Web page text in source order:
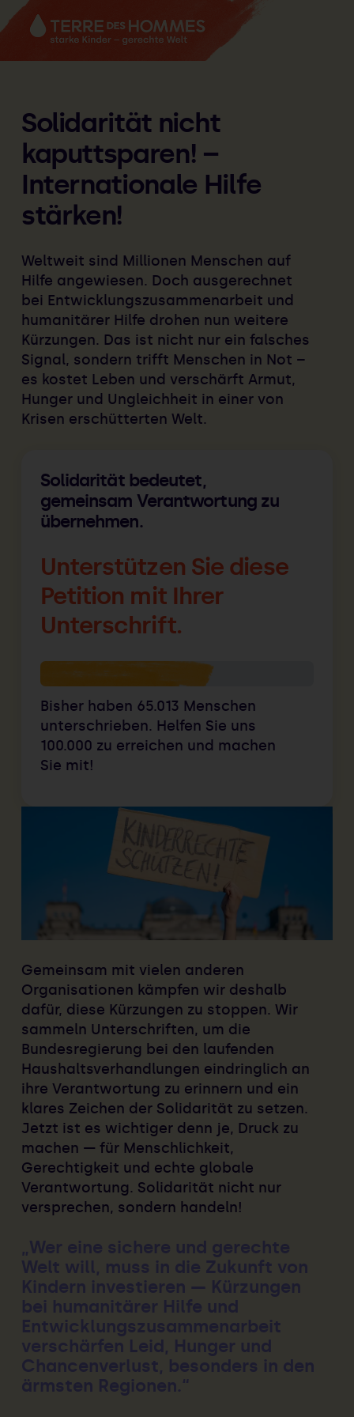
Zum Hauptinhalt springen
Solidarität nicht
kaputtsparen! –
Internationale Hilfe
stärken!
Weltweit sind Millionen Menschen auf
Hilfe angewiesen. Doch ausgerechnet
bei Entwicklungszusammenarbeit und
humanitärer Hilfe drohen nun weitere
Kürzungen. Das ist nicht nur ein falsches
Signal, sondern trifft Menschen in Not –
es kostet Leben und verschärft Armut,
Hunger und Ungleichheit in einer von
Krisen erschütterten Welt.
Solidarität bedeutet,
gemeinsam Verantwortung zu
übernehmen.
Unterstützen Sie diese
Petition mit Ihrer
Unterschrift.
Bisher haben 65.013 Menschen
unterschrieben. Helfen Sie uns
100.000 zu erreichen und machen
Sie mit!
Gemeinsam mit vielen anderen
Organisationen kämpfen wir deshalb
dafür, diese Kürzungen zu stoppen. Wir
sammeln Unterschriften, um die
Bundesregierung bei den laufenden
Haushaltsverhandlungen eindringlich an
ihre Verantwortung zu erinnern und ein
klares Zeichen der Solidarität zu setzen.
Jetzt ist es wichtiger denn je, Druck zu
machen — für Menschlichkeit,
Gerechtigkeit und echte globale
Verantwortung. Solidarität nicht nur
versprechen, sondern handeln!